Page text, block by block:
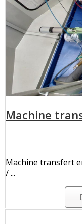
Machine
Machine transfert
/ ...